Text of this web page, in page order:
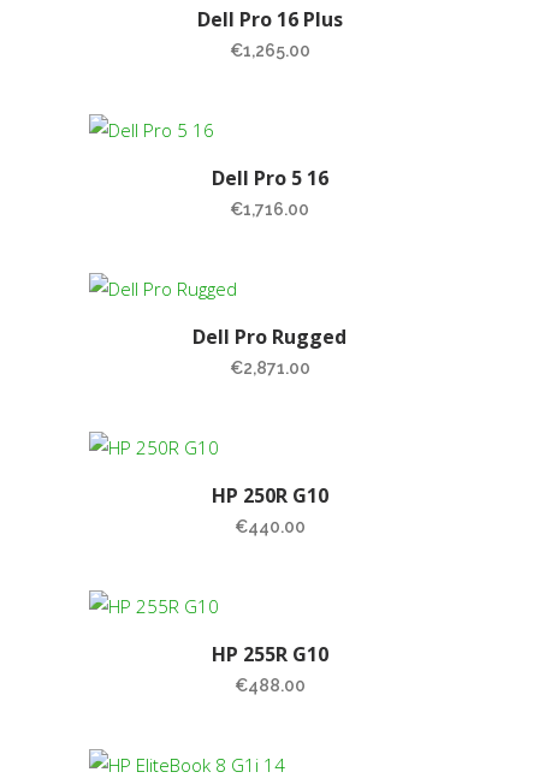
Dell Pro 16 Plus
€1,265.00
Dell Pro 5 16
€1,716.00
Dell Pro Rugged
€2,871.00
HP 250R G10
€440.00
HP 255R G10
€488.00